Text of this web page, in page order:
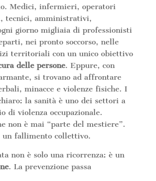
Medici, infermieri, operatori
tecnici, amministrativi,
giorno migliaia di professionisti
nei pronto soccorso, nelle
territoriali con un unico obiettivo
delle persone. Eppure, con
si trovano ad affrontare
minacce e violenze fisiche. I
la sanità è uno dei settori a
di violenza occupazionale.
non è mai “parte del mestiere”.
un fallimento collettivo.
non è solo una ricorrenza: è un
. La prevenzione passa